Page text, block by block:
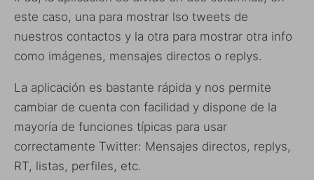
este caso, una para mostrar lso tweets de
nuestros contactos y la otra para mostrar otra info
como imágenes, mensajes directos o replys.
La aplicación es bastante rápida y nos permite
cambiar de cuenta con facilidad y dispone de la
mayoría de funciones típicas para usar
correctamente Twitter: Mensajes directos, replys,
RT, listas, perfiles, etc.